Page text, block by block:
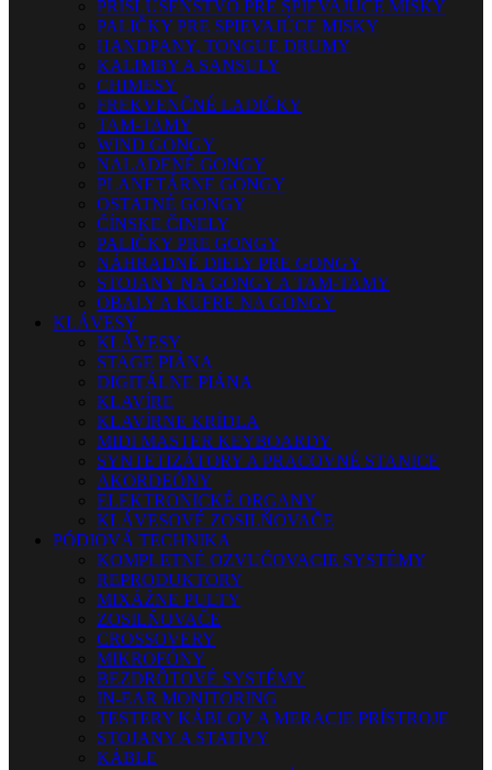
PRISLUŠENSTVO PRE SPIEVAJÚCE MISKY
PALIČKY PRE SPIEVAJÚCE MISKY
HANDPANY, TONGUE DRUMY
KALIMBY A SANSULY
CHIMESY
FREKVENČNÉ LADIČKY
TAM-TAMY
WIND GONGY
NALADENÉ GONGY
PLANETÁRNE GONGY
OSTATNÉ GONGY
ČÍNSKE ČINELY
PALIČKY PRE GONGY
NÁHRADNÉ DIELY PRE GONGY
STOJANY NA GONGY A TAM-TAMY
OBALY A KUFRE NA GONGY
KLÁVESY
KLÁVESY
STAGE PIÁNA
DIGITÁLNE PIÁNA
KLAVÍRE
KLAVÍRNE KRÍDLA
MIDI MASTER KEYBOARDY
SYNTETIZÁTORY A PRACOVNÉ STANICE
AKORDEÓNY
ELEKTRONICKÉ ORGANY
KLÁVESOVÉ ZOSILŇOVAČE
PÓDIOVÁ TECHNIKA
KOMPLETNÉ OZVUČOVACIE SYSTÉMY
REPRODUKTORY
MIXÁŽNE PULTY
ZOSILŇOVAČE
CROSSOVERY
MIKROFÓNY
BEZDRÔTOVÉ SYSTÉMY
IN-EAR MONITORING
TESTERY KÁBLOV A MERACIE PRÍSTROJE
STOJANY A STATÍVY
KÁBLE